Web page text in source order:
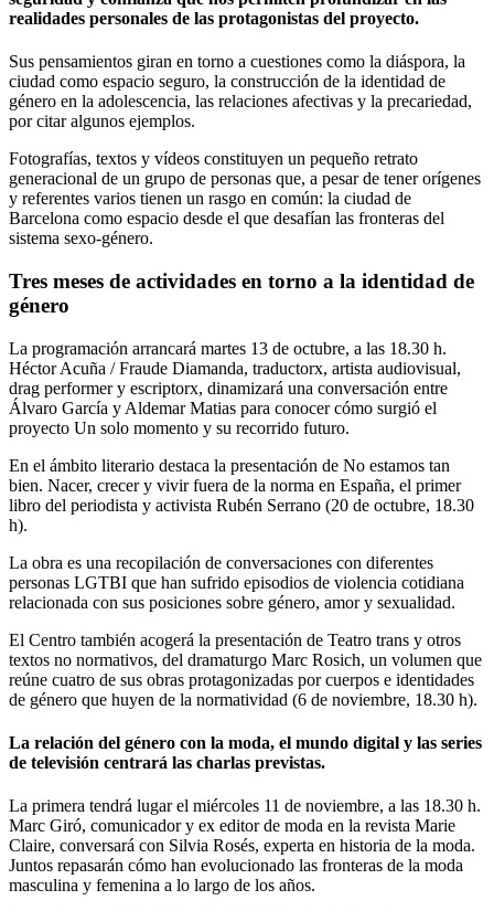
realidades personales de las protagonistas del proyecto.
Sus pensamientos giran en torno a cuestiones como la diáspora, la
ciudad como espacio seguro, la construcción de la identidad de
género en la adolescencia, las relaciones afectivas y la precariedad,
por citar algunos ejemplos.
Fotografías, textos y vídeos constituyen un pequeño retrato
generacional de un grupo de personas que, a pesar de tener orígenes
y referentes varios tienen un rasgo en común: la ciudad de
Barcelona como espacio desde el que desafían las fronteras del
sistema sexo-género.
Tres meses de actividades en torno a la identidad de
género
La programación arrancará martes 13 de octubre, a las 18.30 h.
Héctor Acuña / Fraude Diamanda, traductorx, artista audiovisual,
drag performer y escriptorx, dinamizará una conversación entre
Álvaro García y Aldemar Matias para conocer cómo surgió el
proyecto Un solo momento y su recorrido futuro.
En el ámbito literario destaca la presentación de No estamos tan
bien. Nacer, crecer y vivir fuera de la norma en España, el primer
libro del periodista y activista Rubén Serrano (20 de octubre, 18.30
h).
La obra es una recopilación de conversaciones con diferentes
personas LGTBI que han sufrido episodios de violencia cotidiana
relacionada con sus posiciones sobre género, amor y sexualidad.
El Centro también acogerá la presentación de Teatro trans y otros
textos no normativos, del dramaturgo Marc Rosich, un volumen que
reúne cuatro de sus obras protagonizadas por cuerpos e identidades
de género que huyen de la normatividad (6 de noviembre, 18.30 h).
La relación del género con la moda, el mundo digital y las series
de televisión centrará las charlas previstas.
La primera tendrá lugar el miércoles 11 de noviembre, a las 18.30 h.
Marc Giró, comunicador y ex editor de moda en la revista Marie
Claire, conversará con Silvia Rosés, experta en historia de la moda.
Juntos repasarán cómo han evolucionado las fronteras de la moda
masculina y femenina a lo largo de los años.